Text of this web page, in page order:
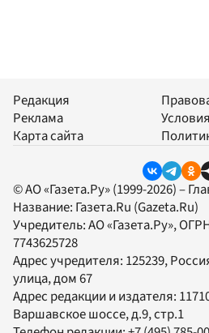
Редакция
Реклама
Карта сайта
© АО «Газета.Ру» (1999-2026) –
Название: Газета.Ru (Gazeta.Ru)
Учредитель:АО «Газета.Ру»,
7743625728
Адрес учредителя: 125239,
улица, дом 67
Адрес редакции и издателя:
Варшавское шоссе, д.9, стр.1